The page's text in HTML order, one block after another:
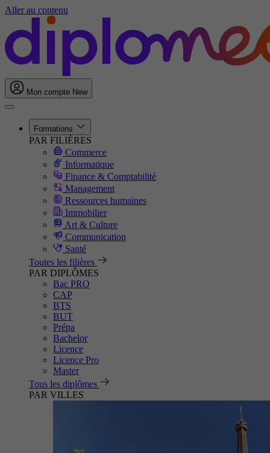
Aller au contenu
Mon compte New
Formations
PAR FILIÈRES
Commerce
Informatique
Finance & Comptabilité
Management
Ressources humaines
Immobilier
Art & Culture
Communication
Santé
Toutes les filières
PAR DIPLÔMES
Bac PRO
CAP
BTS
BUT
Prépa
Bachelor
Licence
Licence Pro
Master
Tous les diplômes
PAR VILLES